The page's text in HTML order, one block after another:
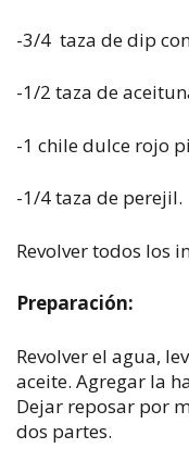
-3/4 taza de dip
-1/2 taza de
-1 chile dulce rojo
-1/4 taza de perejil.
Revolver todos los
Preparación:
Revolver el agua,
aceite. Agregar la
Dejar reposar por
dos partes.